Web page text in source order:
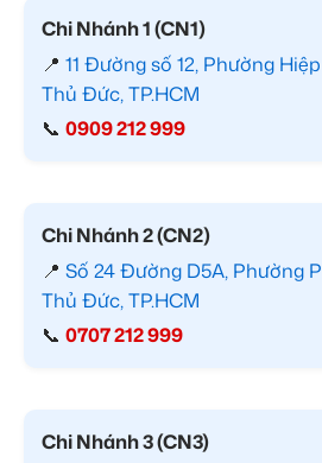
Chi Nhánh 1 (CN1)
📍 11 Đường số 12, Phường
Thủ Đức, TP.HCM
📞 0909 212 999
Chi Nhánh 2 (CN2)
📍 Số 24 Đường D5A, Phường
Thủ Đức, TP.HCM
📞 0707 212 999
Chi Nhánh 3 (CN3)